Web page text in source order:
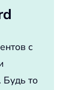
с
Будь то